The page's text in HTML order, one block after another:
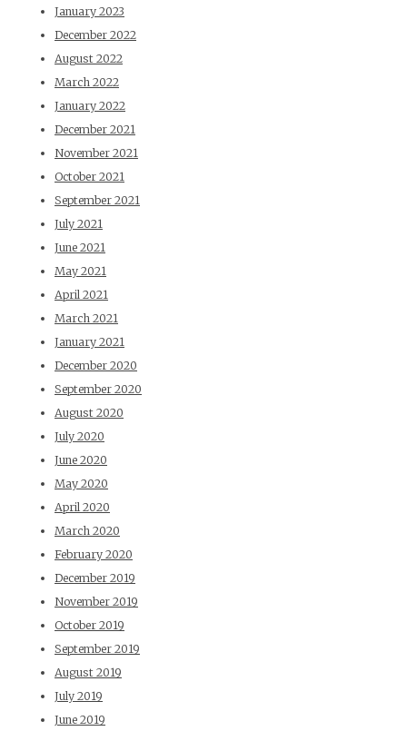
January 2023
December 2022
August 2022
March 2022
January 2022
December 2021
November 2021
October 2021
September 2021
July 2021
June 2021
May 2021
April 2021
March 2021
January 2021
December 2020
September 2020
August 2020
July 2020
June 2020
May 2020
April 2020
March 2020
February 2020
December 2019
November 2019
October 2019
September 2019
August 2019
July 2019
June 2019